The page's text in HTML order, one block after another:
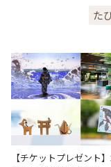
た
【チケットプレゼント